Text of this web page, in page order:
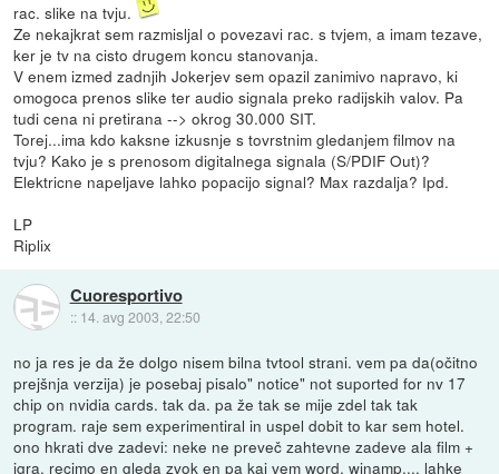
rac. slike na tvju.
Ze nekajkrat sem razmisljal o povezavi rac. s tvjem, a imam tezave,
ker je tv na cisto drugem koncu stanovanja.
V enem izmed zadnjih Jokerjev sem opazil zanimivo napravo, ki
omogoca prenos slike ter audio signala preko radijskih valov. Pa
tudi cena ni pretirana --> okrog 30.000 SIT.
Torej...ima kdo kaksne izkusnje s tovrstnim gledanjem filmov na
tvju? Kako je s prenosom digitalnega signala (S/PDIF Out)?
Elektricne napeljave lahko popacijo signal? Max razdalja? Ipd.
LP
Riplix
Cuoresportivo
:: 14. avg 2003, 22:50
no ja res je da že dolgo nisem bilna tvtool strani. vem pa da(očitno
prejšnja verzija) je posebaj pisalo" notice" not suported for nv 17
chip on nvidia cards. tak da. pa že tak se mije zdel tak tak
program. raje sem experimentiral in uspel dobit to kar sem hotel.
ono hkrati dve zadevi: neke ne preveč zahtevne zadeve ala film +
igra. recimo en gleda zvok en pa kaj vem word, winamp.... lahke